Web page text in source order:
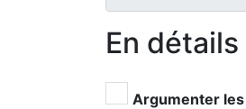
En détails
Argumenter